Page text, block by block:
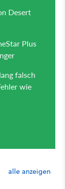
alle anzeigen